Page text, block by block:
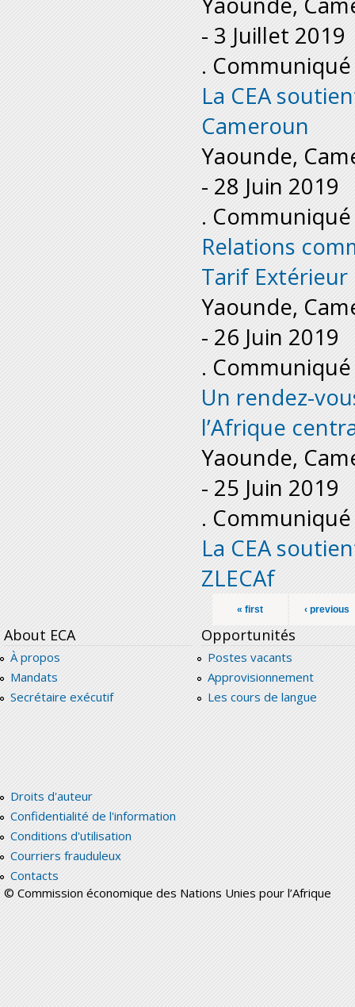
- 3 Juillet 2019
.
La CEA
Cameroun
Yaounde,
- 28 Juin 2019
.
Relations
Tarif Extérieur
Yaounde,
- 26 Juin 2019
.
Un rendez-
l’Afrique
Yaounde,
- 25 Juin 2019
.
La CEA
ZLECAf
Pages« first ‹ previous
About ECA
À propos
Mandats
Secrétaire exécutif
Opportunités
Postes vacants
Approvisionnement
Les cours de langue
Droits d'auteur
Confidentialité de l'information
Conditions d'utilisation
Courriers frauduleux
Contacts
© Commission économique des Nations Unies pour l’Afrique